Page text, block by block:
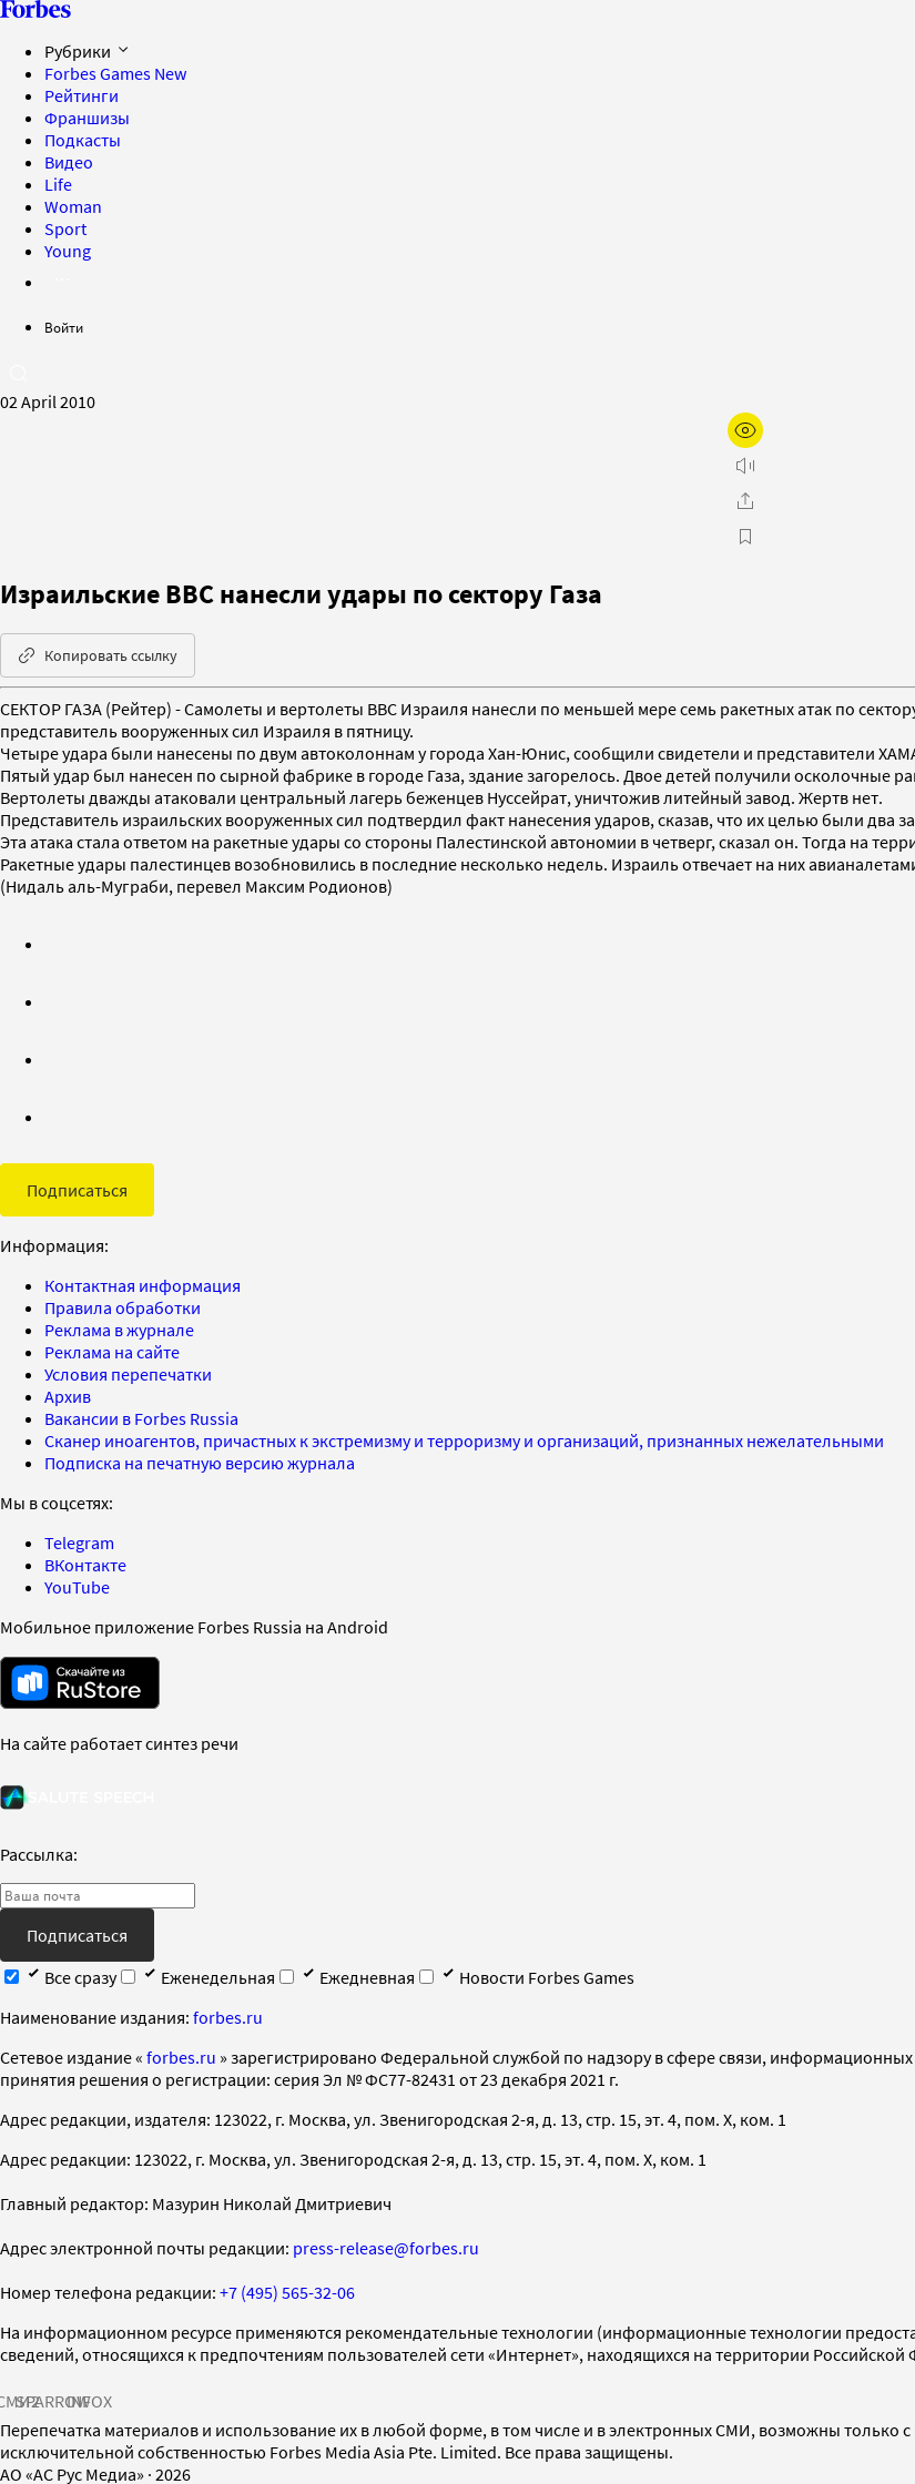
Рубрики
Forbes Games New
Рейтинги
Франшизы
Подкасты
Видео
Life
Woman
Sport
Young
Войти
02 April 2010
Израильские ВВС нанесли удары по сектору Газа
Копировать ссылку
СЕКТОР ГАЗА (Рейтер) - Самолеты и вертолеты ВВС Израиля нанесли по меньшей мере семь ракетных атак по
представитель вооруженных сил Израиля в пятницу.
Четыре удара были нанесены по двум автоколоннам у города Хан-Юнис, сообщили свидетели и представители
Пятый удар был нанесен по сырной фабрике в городе Газа, здание загорелось. Двое детей получили осколочные
Вертолеты дважды атаковали центральный лагерь беженцев Нуссейрат, уничтожив литейный завод. Жертв нет.
Представитель израильских вооруженных сил подтвердил факт нанесения ударов, сказав, что их целью были два
Эта атака стала ответом на ракетные удары со стороны Палестинской автономии в четверг, сказал он. Тогда на
Ракетные удары палестинцев возобновились в последние несколько недель. Израиль отвечает на них
(Нидаль аль-Муграби, перевел Максим Родионов)
Подписаться
Информация:
Контактная информация
Правила обработки
Реклама в журнале
Реклама на сайте
Условия перепечатки
Архив
Вакансии в Forbes Russia
Сканер иноагентов, причастных к экстремизму и терроризму и организаций, признанных нежелательными
Подписка на печатную версию журнала
Мы в соцсетях:
Telegram
ВКонтакте
YouTube
Мобильное приложение Forbes Russia на Android
На сайте работает синтез речи
Рассылка:
Подписаться
Все сразу
Еженедельная Ежедневная
Новости Forbes Games
Наименование издания: forbes.ru
Cетевое издание « forbes.ru » зарегистрировано Федеральной службой по надзору в сфере связи,
принятия решения о регистрации: серия Эл № ФС77-82431 от 23 декабря 2021 г.
Адрес редакции, издателя: 123022, г. Москва, ул. Звенигородская 2-я, д. 13, стр. 15, эт. 4, пом. X, ком. 1
Адрес редакции: 123022, г. Москва, ул. Звенигородская 2-я, д. 13, стр. 15, эт. 4, пом. X, ком. 1
Главный редактор: Мазурин Николай Дмитриевич
Адрес электронной почты редакции: press-release@forbes.ru
Номер телефона редакции: +7 (495) 565-32-06
На информационном ресурсе применяются рекомендательные технологии (информационные технологии
сведений, относящихся к предпочтениям пользователей сети «Интернет», находящихся на территории
SPARROWINFOX
Перепечатка материалов и использование их в любой форме, в том числе и в электронных СМИ, возможны только
исключительной собственностью Forbes Media Asia Pte. Limited. Все права защищены.
AO «АС Рус Медиа» · 2026